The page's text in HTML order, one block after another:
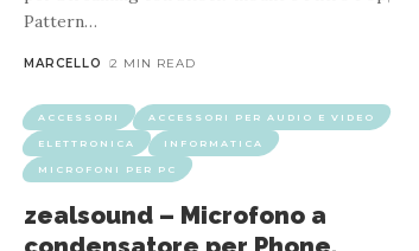
ACCESSORI
Pattern…
MARCELLO 2 MIN READ
ACCESSORI ACCESSORI PER AUDIO E VIDEO
ELETTRONICA INFORMATICA
MICROFONI PER PC
zealsound – Microfono a